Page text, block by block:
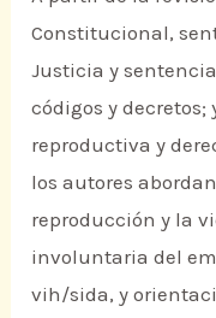
Constitucional,
Justicia y
códigos y
reproductiva y
los autores
reproducción y la
involuntaria del
vih/sida, y